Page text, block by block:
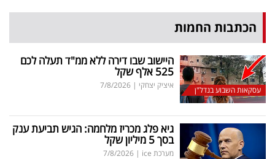
עקבו
אחרינו:
הכתבות החמות
עסקאות השבוע בנדל"ן
היישוב שבו דירה ללא ממ"ד תעלה לכם
525 אלף שקל
איציק יצחקי |
7/8/2026
גיא פלג מכריז מלחמה: הגיש תביעת ענק
בסך 5 מיליון שקל
מערכת ice |
7/8/2026